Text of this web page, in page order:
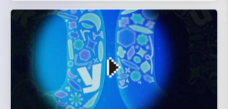
「パラメトリックメッシュ」を駆使することで、自由度の高
い抽象的かつ幻想的な空間を構築しています。 最後には蓄積
したエネルギーが一気に弾け、自分だけのオリジナリティが
開花する瞬間を、ポップな世界観に落とし込んだ映像作品で